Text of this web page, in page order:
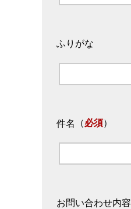
ふりがな
件名 （必須）
お問い合わせ内容